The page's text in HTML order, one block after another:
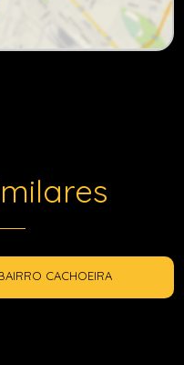
CACHOEIRA